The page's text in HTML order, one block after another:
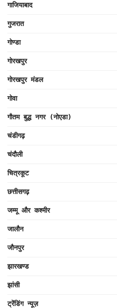
गाजियाबाद
गुजरात
गोण्डा
गोरखपुर
गोरखपुर मंडल
गोवा
गौतम बुद्ध नगर (नोएडा)
चंडीगढ़
चंदौली
चित्रकूट
छत्तीसगढ़
जम्मू और कश्मीर
जालौन
जौनपुर
झारखण्ड
झांसी
ट्रेंडिंग न्यूज़